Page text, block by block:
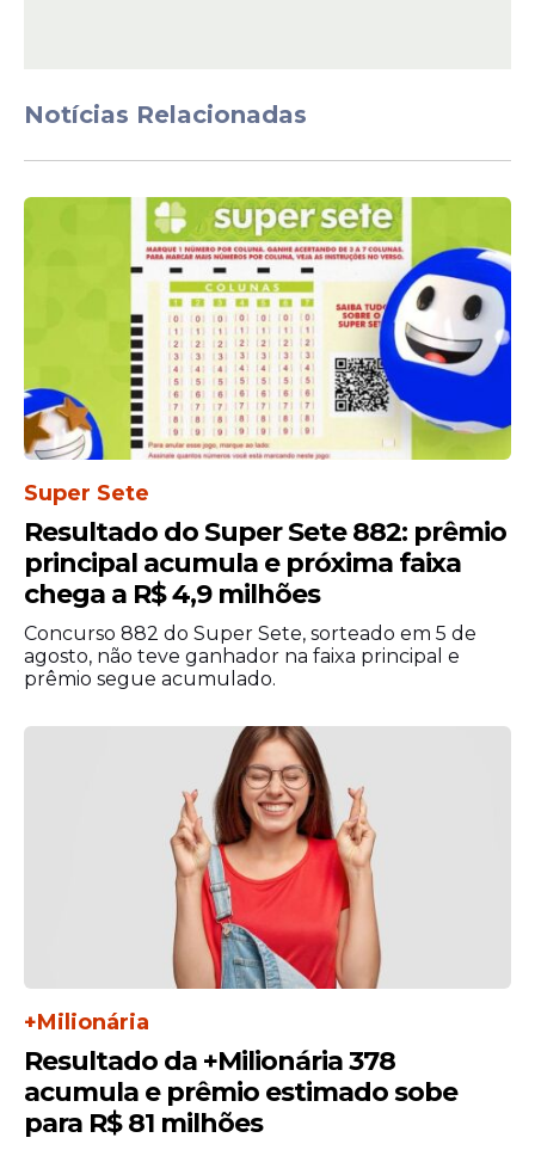
Notícias Relacionadas
Super Sete
Resultado do Super Sete 882: prêmio
principal acumula e próxima faixa
chega a R$ 4,9 milhões
Concurso 882 do Super Sete, sorteado em 5 de
agosto, não teve ganhador na faixa principal e
prêmio segue acumulado.
+Milionária
Resultado da +Milionária 378
acumula e prêmio estimado sobe
para R$ 81 milhões